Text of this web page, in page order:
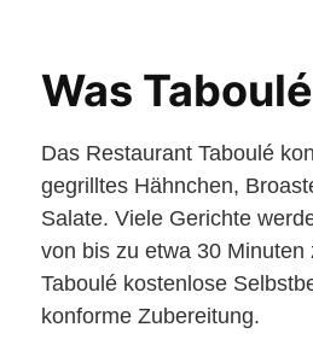
Was
Das Restaurant Taboulé
gegrilltes Hähnchen,
Salate. Viele Gerichte
von bis zu etwa 30
Taboulé kostenlose
konforme Zubereitung.